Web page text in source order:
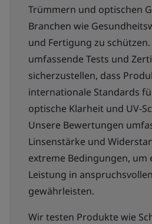
Trümmern und optischen
Branchen wie
und Fertigung zu
umfassende Tests und
sicherzustellen, dass
internationale Standards
optische Klarheit und UV-
Unsere Bewertungen
Linsenstärke und
extreme Bedingungen, um
Leistung in
gewährleisten.
Wir testen Produkte wie